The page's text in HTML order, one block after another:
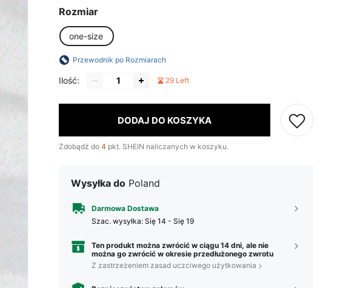
Rozmiar
one-size
Przewodnik po Rozmiarach
Ilość: 29 Left
DODAJ DO KOSZYKA
Zdobądź do 4 pkt. SHEIN naliczanych w koszyku.
Wysyłka do Poland
Darmowa Dostawa
Szac. wysyłka: Się 14 - Się 19
Ten produkt można zwrócić w ciągu 14 dni, ale nie
można go zwrócić w okresie przedłużonego zwrotu
Z zastrzeżeniem zasad uczciwego użytkowania